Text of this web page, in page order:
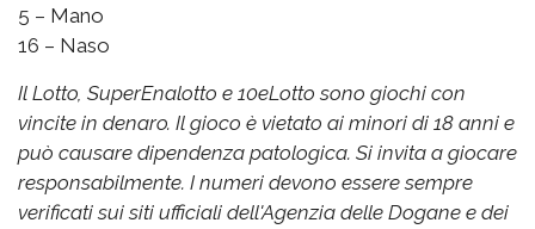
5 – Mano
16 – Naso
Il Lotto, SuperEnalotto e 10eLotto sono giochi con
vincite in denaro. Il gioco è vietato ai minori di 18 anni e
può causare dipendenza patologica. Si invita a giocare
responsabilmente. I numeri devono essere sempre
verificati sui siti ufficiali dell'Agenzia delle Dogane e dei